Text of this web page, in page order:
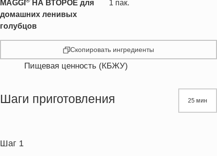
MAGGI
НА ВТОРОЕ для
домашних ленивых
голубцов
1 пак.
Скопировать ингредиенты
Пищевая ценность (КБЖУ)
Жиры
Информация для одной порции
Шаги приготовления 25 мин
Шаг 1